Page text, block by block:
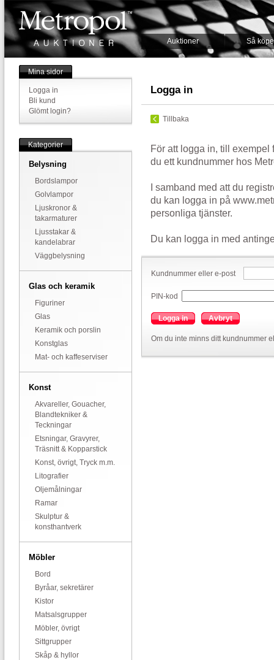
Auktioner Så
Mina sidor
Logga in
Bli kund
Glömt login?
Kategorier
Belysning
Bordslampor
Golvlampor
Ljuskronor &
takarmaturer
Ljusstakar &
kandelabrar
Väggbelysning
Glas och keramik
Figuriner
Glas
Keramik och porslin
Konstglas
Mat- och kaffeserviser
Konst
Akvareller, Gouacher,
Blandtekniker &
Teckningar
Etsningar, Gravyrer,
Träsnitt & Kopparstick
Konst, övrigt, Tryck m.m.
Litografier
Oljemålningar
Ramar
Skulptur &
konsthantverk
Möbler
Bord
Byråar, sekretärer
Kistor
Matsalsgrupper
Möbler, övrigt
Sittgrupper
Skåp & hyllor
Logga in
Tillbaka
För att logga in, till exempel
du ett kundnummer hos
I samband med att du
du kan logga in på
personliga tjänster.
Du kan logga in med
Kundnummer eller e-post
PIN-kod
Logga in Avbryt
Om du inte minns ditt kundnummer